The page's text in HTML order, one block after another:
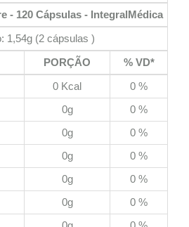
- 120 Cápsulas - IntegralMédica
1,54g (2 cápsulas )
PORÇÃO
% VD*
0 Kcal
0 %
0g
0 %
0g
0 %
0g
0 %
0g
0 %
0g
0 %